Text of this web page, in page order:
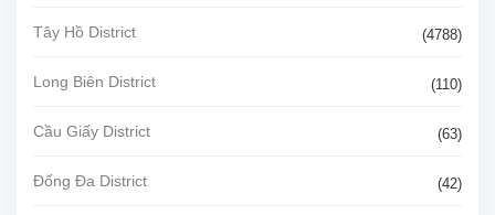
Tây Hồ District (4788)
Long Biên District (110)
Cầu Giấy District (63)
Đống Đa District (42)